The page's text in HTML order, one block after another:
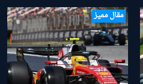
مقال مميز